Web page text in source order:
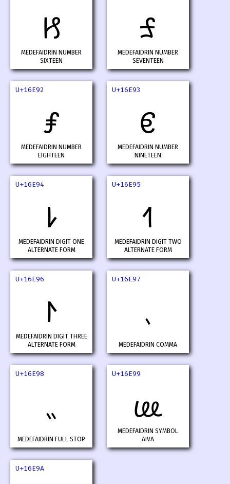
𖺐
MEDEFAIDRIN NUMBER
SIXTEEN
𖺑
MEDEFAIDRIN NUMBER
SEVENTEEN
U+16E92
𖺒
MEDEFAIDRIN NUMBER
EIGHTEEN
U+16E93
𖺓
MEDEFAIDRIN NUMBER
NINETEEN
U+16E94
𖺔
MEDEFAIDRIN DIGIT ONE
ALTERNATE FORM
U+16E95
𖺕
MEDEFAIDRIN DIGIT TWO
ALTERNATE FORM
U+16E96
𖺖
MEDEFAIDRIN DIGIT THREE
ALTERNATE FORM
U+16E97
𖺗
MEDEFAIDRIN COMMA
U+16E98
𖺘
MEDEFAIDRIN FULL STOP
U+16E99
𖺙
MEDEFAIDRIN SYMBOL
AIVA
U+16E9A